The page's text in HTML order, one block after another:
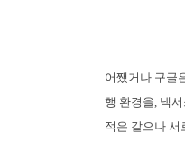
어쨌거나 구글
행 환경을, 넥
적은 같으나 서